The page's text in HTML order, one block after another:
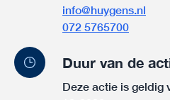
info@huygens.nl
072 5765700
Duur van de
Deze actie is geldig